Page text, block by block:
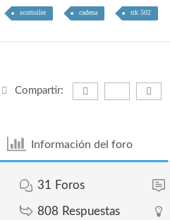
scottoiler cadena trk 502
Compartir:
Información del foro
31 Foros
808 Respuestas